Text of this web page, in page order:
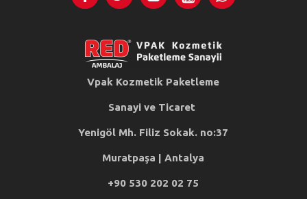
Vpak Kozmetik Paketleme
Sanayi ve Ticaret
Yenigöl Mh. Filiz Sokak. no:37
Muratpaşa | Antalya
+90 530 202 02 75